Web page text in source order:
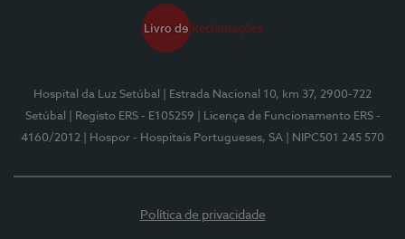
Hospital da Luz Setúbal
| Estrada Nacional 10, km 37, 2900-722
Setúbal
| Registo ERS - E105259
| Licença de Funcionamento ERS -
4160/2012
| Hospor - Hospitais Portugueses, SA | NIPC501 245 570
Política de privacidade